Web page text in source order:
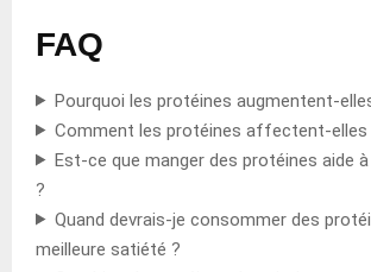
FAQ
Pourquoi les protéines augmentent-
Comment les protéines affectent-elles
Est-ce que manger des protéines aide
?
Quand devrais-je consommer des
meilleure satiété ?